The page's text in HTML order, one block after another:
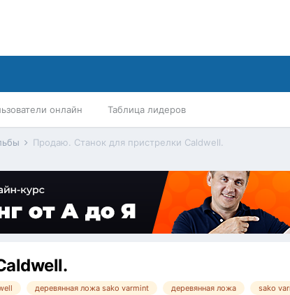
онлайн Таблица лидеров
Продаю. Станок для пристрелки Caldwell.
деревянная ложа sako varmint деревянная ложа sako